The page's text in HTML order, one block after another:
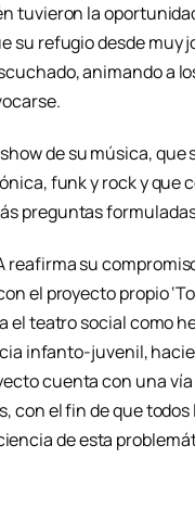
tuvieron la
su refugio desde muy
animando a
de su música,
funk y rock y que
preguntas
reafirma su
el proyecto propio
el teatro social como
infanto-juvenil,
cuenta con una
con el fin de que
de esta